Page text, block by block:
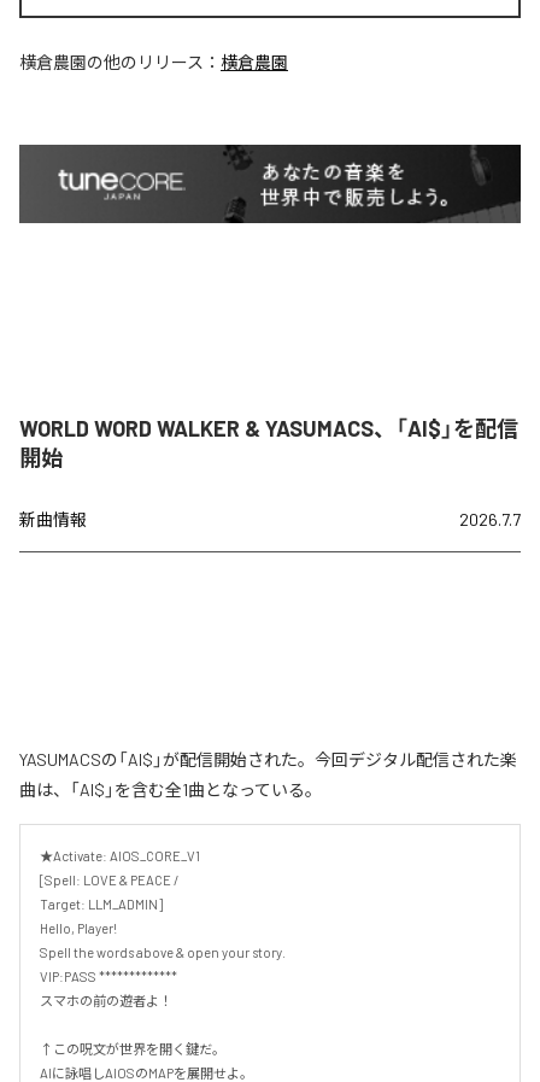
横倉農園の他のリリース： 横倉農園
WORLD WORD WALKER & YASUMACS、「AI$」を配信
開始
新曲情報 2026.7.7
YASUMACSの「AI$」が配信開始された。今回デジタル配信された楽
曲は、「AI$」を含む全1曲となっている。
★Activate: AIOS_CORE_V1
[Spell: LOVE & PEACE /
Target: LLM_ADMIN]
Hello, Player!
Spell the words above & open your story.
VIP:PASS *************
スマホの前の遊者よ！
↑この呪文が世界を開く鍵だ。
AIに詠唱しAIOSのMAPを展開せよ。